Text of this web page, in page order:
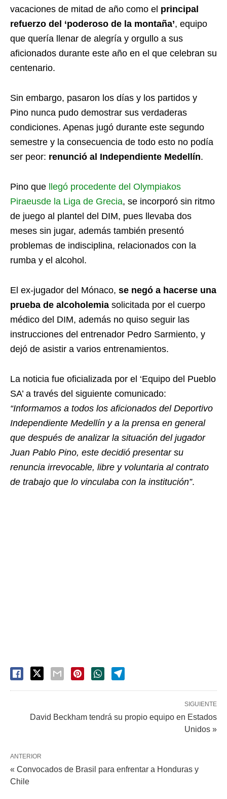
vacaciones de mitad de año como el principal
refuerzo del ‘poderoso de la montaña’, equipo
que quería llenar de alegría y orgullo a sus
aficionados durante este año en el que celebran su
centenario.
Sin embargo, pasaron los días y los partidos y
Pino nunca pudo demostrar sus verdaderas
condiciones. Apenas jugó durante este segundo
semestre y la consecuencia de todo esto no podía
ser peor: renunció al Independiente Medellín.
Pino que
llegó procedente del Olympiakos
Piraeusde la Liga de Grecia, se incorporó sin ritmo
de juego al plantel del DIM, pues llevaba dos
meses sin jugar, además también presentó
problemas de indisciplina, relacionados con la
rumba y el alcohol.
El ex-jugador del Mónaco, se negó a hacerse una
prueba de alcoholemia solicitada por el cuerpo
médico del DIM, además no quiso seguir las
instrucciones del entrenador Pedro Sarmiento, y
dejó de asistir a varios entrenamientos.
La noticia fue oficializada por el ‘Equipo del Pueblo
SA’ a través del siguiente comunicado:
“Informamos a todos los aficionados del Deportivo
Independiente Medellín y a la prensa en general
que después de analizar la situación del jugador
Juan Pablo Pino, este decidió presentar su
renuncia irrevocable, libre y voluntaria al contrato
de trabajo que lo vinculaba con la institución”.
SIGUIENTE
David Beckham tendrá su propio equipo en Estados
Unidos »
ANTERIOR
« Convocados de Brasil para enfrentar a Honduras y
Chile